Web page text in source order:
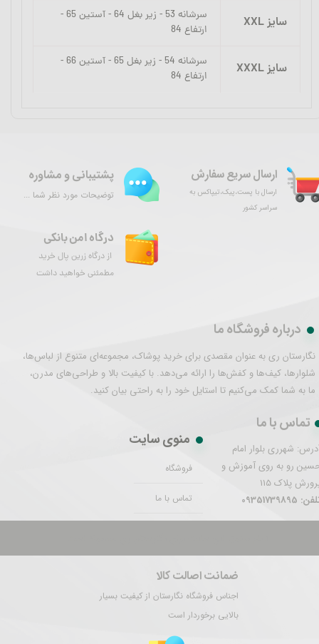
سایز XXL
سرشانه 53 - زیر بغل 64 - آستین 65 -
ارتفاع 84
سایز XXXL
سرشانه 54 - زیر بغل 65 - آستین 66 -
ارتفاع 84
ضمانت اصالت کالا
اجناس فروشگاه نگارستان از کیفیت بسیار
بالایی برخوردار است
ارسال سریع سفارش
ارسال با پست،پیک،تیپاکس به
سراسر کشور
درگاه امن بانکی
از درگاه زرین پال خرید
مطمئنی خواهید داشت
پشتیبانی و مشاوره
توضیحات مورد نظر شما ...
درباره فروشگاه ما
نگارستان ری به عنوان مقصدی برای خرید پوشاک، مجموعه‌ای متنوع از لباس‌ها،
شلوارها، کیف‌ها و کفش‌ها را ارائه می‌دهد. با کیفیت بالا و طراحی‌های مدرن،
ما به شما کمک می‌کنیم تا استایل خود را به راحتی بیان کنید.
تماس با ما
شهرری بلوار امام
رو به روی آموزش و
پلاک 115
09351739895
منوی سایت
فروشگاه
تماس با ما